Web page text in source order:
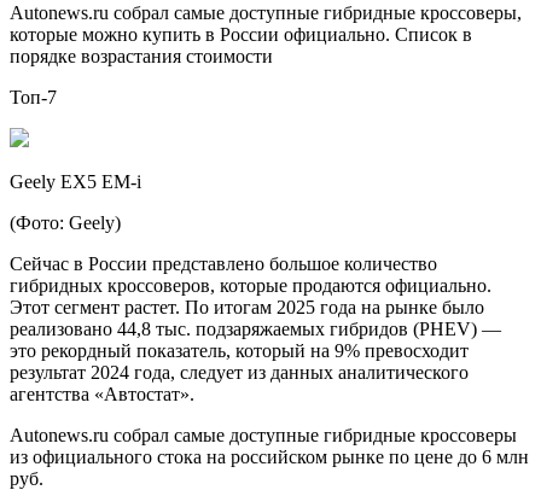
Autonews.ru собрал самые доступные гибридные кроссоверы,
которые можно купить в России официально. Список в
порядке возрастания стоимости
Топ-7
Geely EX5 EM-i
(Фото: Geely)
Сейчас в России представлено большое количество
гибридных кроссоверов, которые продаются официально.
Этот сегмент растет. По итогам 2025 года на рынке было
реализовано 44,8 тыс. подзаряжаемых гибридов (PHEV) —
это рекордный показатель, который на 9% превосходит
результат 2024 года, следует из данных аналитического
агентства «Автостат».
Autonews.ru собрал самые доступные гибридные кроссоверы
из официального стока на российском рынке по цене до 6 млн
руб.